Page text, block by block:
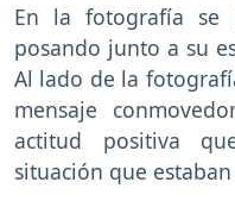
En la fotografía se
posando junto a su
Al lado de la
mensaje
actitud positiva
situación que